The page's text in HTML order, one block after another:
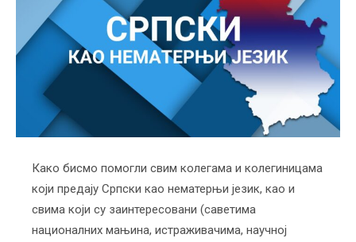
Како бисмо помогли свим колегама и колегиницама
који предају Српски као нематерњи језик, као и
свима који су заинтересовани (саветима
националних мањина, истраживачима, научној